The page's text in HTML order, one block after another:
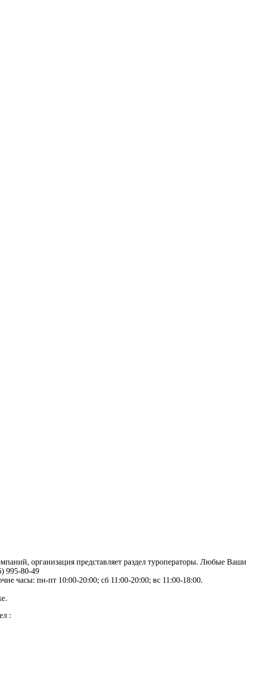
организация представляет раздел туроператоры. Любые Ваши
995-80-49
часы: пн-пт 10:00-20:00; сб 11:00-20:00; вс 11:00-18:00.
: